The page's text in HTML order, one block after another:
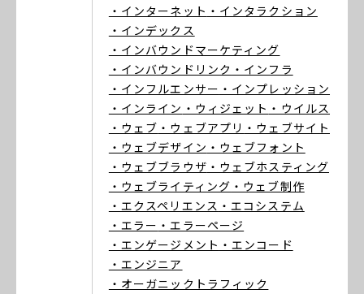
・インターネット ・インタラクション
・インデックス
・インバウンドマーケティング
・インバウンドリンク ・インフラ
・インフルエンサー ・インプレッション
・インライン ・ウィジェット ・ウイルス
・ウェブ ・ウェブアプリ ・ウェブサイト
・ウェブデザイン ・ウェブフォント
・ウェブブラウザ ・ウェブホスティング
・ウェブライティング ・ウェブ制作
・エクスペリエンス ・エコシステム
・エラー ・エラーページ
・エンゲージメント ・エンコード
・エンジニア
・オーガニックトラフィック